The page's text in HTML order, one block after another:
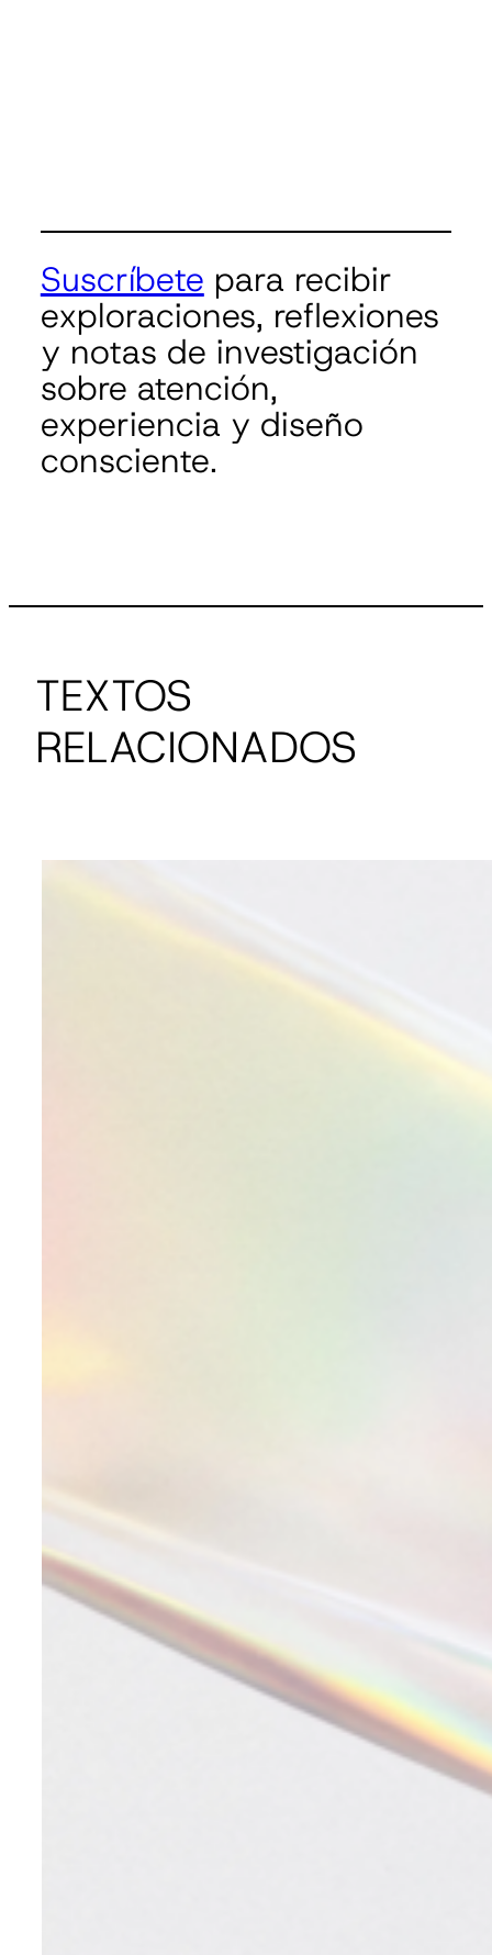
Suscríbete para recibir
exploraciones, reflexiones
y notas de investigación
sobre atención,
experiencia y diseño
consciente.
TEXTOS
RELACIONADOS